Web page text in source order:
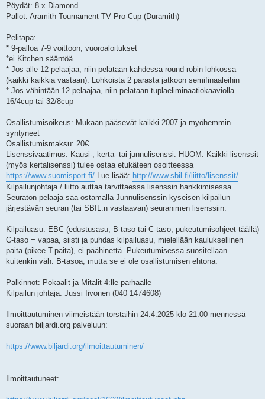
Pöydät: 8 x Diamond
Pallot: Aramith Tournament TV Pro-Cup (Duramith)
Pelitapa:
* 9-palloa 7-9 voittoon, vuoroaloitukset
*ei Kitchen sääntöä
* Jos alle 12 pelaajaa, niin pelataan kahdessa round-robin lohkossa
(kaikki kaikkia vastaan). Lohkoista 2 parasta jatkoon semifinaaleihin
* Jos vähintään 12 pelaajaa, niin pelataan tuplaeliminaatiokaaviolla
16/4cup tai 32/8cup
Osallistumisoikeus: Mukaan pääsevät kaikki 2007 ja myöhemmin
syntyneet
Osallistumismaksu: 20€
Lisenssivaatimus: Kausi-, kerta- tai junnulisenssi. HUOM: Kaikki lisenssit
(myös kertalisenssi) tulee ostaa etukäteen osoitteessa
https://www.suomisport.fi/ Lue lisää: http://www.sbil.fi/liitto/lisenssit/
Kilpailunjohtaja / liitto auttaa tarvittaessa lisenssin hankkimisessa.
Seuraton pelaaja saa ostamalla Junnulisenssin kyseisen kilpailun
järjestävän seuran (tai SBIL:n vastaavan) seuranimen lisenssiin.
Kilpailuasu: EBC (edustusasu, B-taso tai C-taso, pukeutumisohjeet täällä)
C-taso = vapaa, siisti ja puhdas kilpailuasu, mielellään kauluksellinen
paita (pikee T-paita), ei päähinettä. Pukeutumisessa suositellaan
kuitenkin väh. B-tasoa, mutta se ei ole osallistumisen ehtona.
Palkinnot: Pokaalit ja Mitalit 4:lle parhaalle
Kilpailun johtaja: Jussi Iivonen (040 1474608)
Ilmoittautuminen viimeistään torstaihin 24.4.2025 klo 21.00 mennessä
suoraan biljardi.org palveluun:
https://www.biljardi.org/ilmoittautuminen/
Ilmoittautuneet: